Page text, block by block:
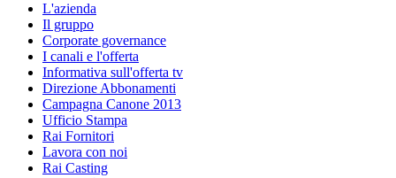
L'azienda
Il gruppo
Corporate governance
I canali e l'offerta
Informativa sull'offerta tv
Direzione Abbonamenti
Campagna Canone 2013
Ufficio Stampa
Rai Fornitori
Lavora con noi
Rai Casting